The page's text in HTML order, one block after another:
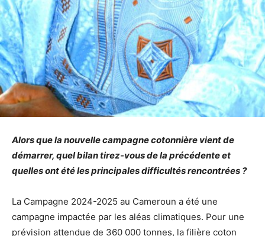
Alors que la nouvelle campagne cotonnière vient de
démarrer, quel bilan tirez-vous de la précédente et
quelles ont été les principales difficultés rencontrées ?
La Campagne 2024-2025 au Cameroun a été une
campagne impactée par les aléas climatiques. Pour une
prévision attendue de 360 000 tonnes, la filière coton